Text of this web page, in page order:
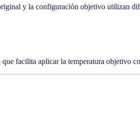
y la configuración objetivo utilizan
facilita aplicar la temperatura objetivo